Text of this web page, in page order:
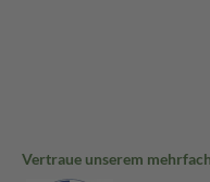
Vertraue unserem